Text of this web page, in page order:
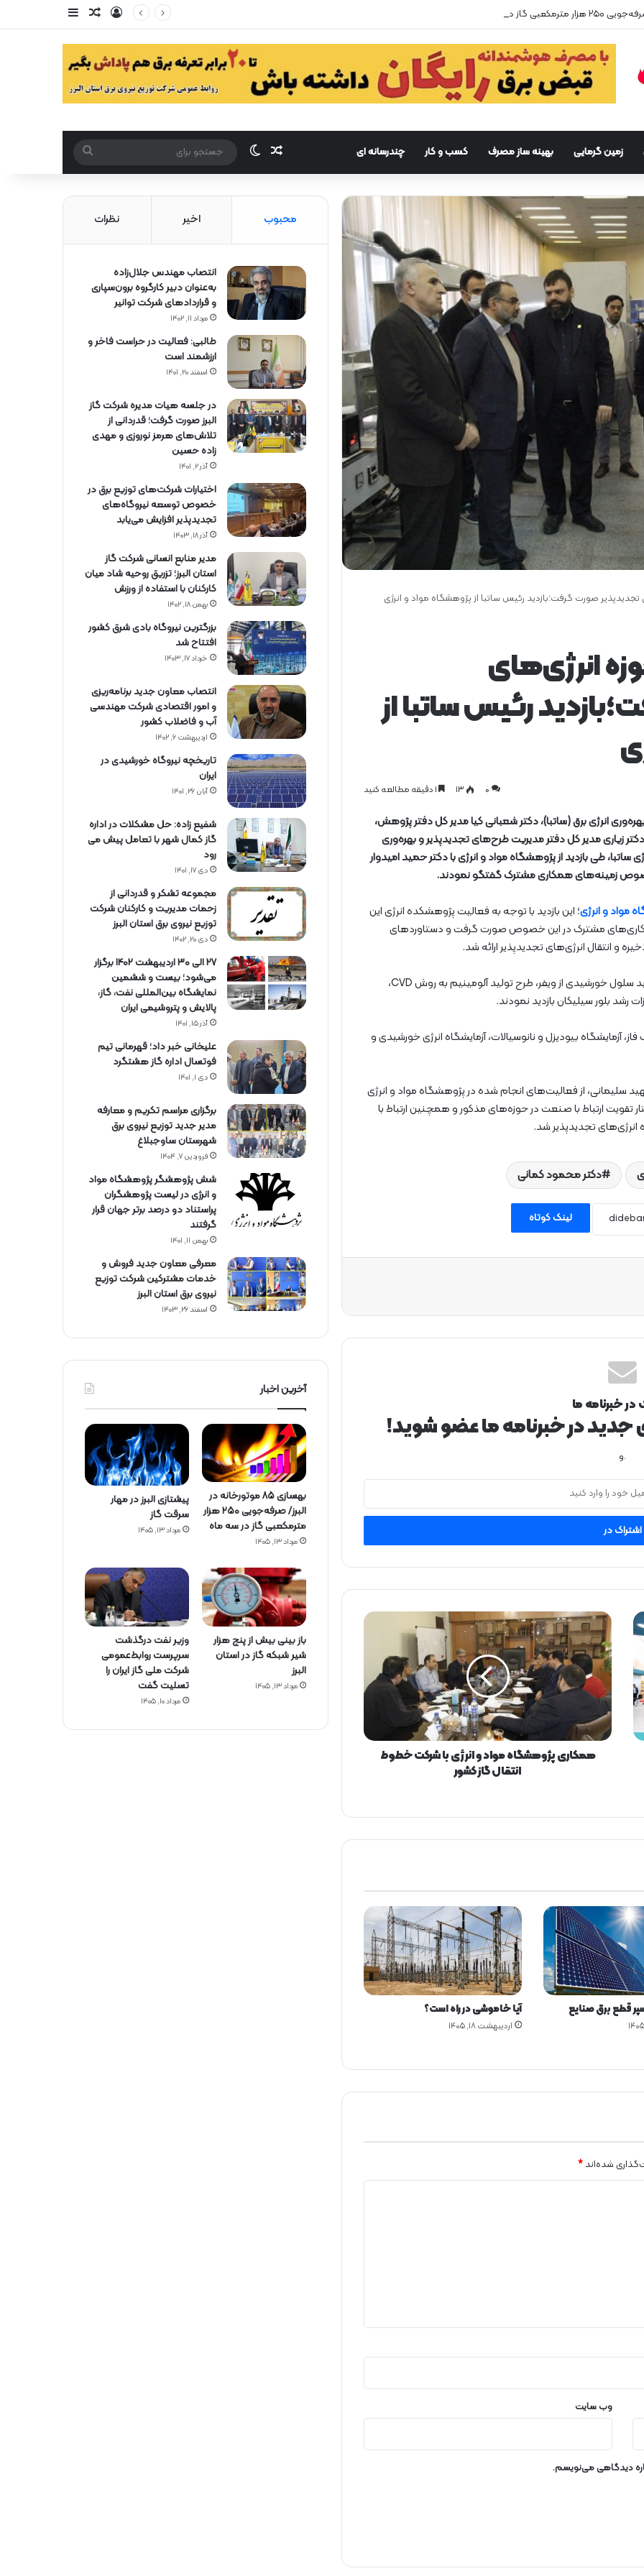
ورود مقاله تصادفی
زمین گرمایی بهینه ساز مصرف کسب و کار چندرسانه ای مقاله تصادفی
تغییر پوست
برای
صورت گرفت؛بازدید رئیس ساتبا از پژوهشگاه مواد و انرژی
انرژی‌های
رئیس ساتبا از
0 ۱۳
انرژی برق (ساتبا)، دکتر شعبانی کیا مدیر کل دفتر پژوهش،
زیاری مدیر کل دفتر مدیریت طرح‌های تجدیدپذیر و بهره‌وری
ساتبا، طی بازدید از پژوهشگاه مواد و انرژی با دکتر حمید امیدوار
زمینه‌های همکاری مشترک گفتگو نمودند.
مواد و انرژی؛ این بازدید با توجه به فعالیت پژوهشکده انرژی این
مشترک در این خصوص صورت گرفت و دستاوردهای
و انتقال انرژی‌های تجدیدپذیر ارائه شد.
مسئولین ساتبا در حوزه مواد در خدمت انرژی از پایلوت تولید سلول خورشیدی از ویفر، طرح تولید آلومینیم به روش CVD،
رشد بلور سیلیکان بازدید نمودند.
آزمایشگاه بیودیزل و نانوسیالات، آزمایشگاه انرژی‌ خورشیدی و
سلیمانی، از فعالیت‌های انجام شده در پژوهشگاه مواد و انرژی
تقویت ارتباط با صنعت در حوزه‌های مذکور و همچنین ارتباط با
انرژی‌های تجدیدپذیر شد.
دکتر محمود کمانی
لینک کوتاه
در خبرنامه ما
جدید در خبرنامه ما عضو شوید!
.و
ه
م
ک
ا
ر
ی
پ
ژ
و
ه
و
و
ا
ن
ر
ژ
ی
ب
ا
ش
خ
ن
ت
ق
همکاری پژوهشگاه مواد و انرژی با شرکت خطوط
انتقال گاز کشور
قطع برق صنایع آیا خاموشی در راه است؟
اردیبهشت ۱۸, ۱۴۰۵
شده‌اند *
وب‌ سایت
دیدگاهی می‌نویسم.
محبوب اخیر نظرات
انتصاب مهندس جلال‌زاده
به‌عنوان دبیر كارگروه برون‌سپاری
و قراردادهای شركت توانیر
مرداد ۱۱, ۱۴۰۲
طالبی: فعالیت در حراست فاخر و
ارزشمند است
اسفند ۲۰, ۱۴۰۱
در جلسه هیات مدیره شرکت گاز
البرز صورت گرفت؛ قدردانی از
تلاش‌های هرمز نوروزی و مهدی
زاده حسین
آذر ۲, ۱۴۰۱
اختیارات شرکت‌های توزیع برق در
خصوص توسعه نیروگاه‌های
تجدیدپذیر افزایش می‌یابد
آذر ۱۸, ۱۴۰۳
مدیر منابع انسانی شرکت گاز
استان البرز؛ تزریق روحیه شاد میان
کارکنان با استفاده از ورزش
بهمن ۱۸, ۱۴۰۲
بزرگترین نیروگاه بادی شرق کشور
افتتاح شد
خرداد ۱۷, ۱۴۰۳
انتصاب معاون جدید برنامه‌ریزی
و امور اقتصادی شرکت مهندسی
آب و فاضلاب کشور
اردیبهشت ۶, ۱۴۰۲
تاریخچه نیروگاه خورشیدی در
ایران
آبان ۲۶, ۱۴۰۱
شفیع زاده: حل مشکلات در اداره
گاز کمال شهر با تعامل پیش می
رود
دی ۱۷, ۱۴۰۱
مجموعه تشکر و قدردانی از
زحمات مدیریت و کارکنان شرکت
توزیع نیروی برق استان البرز
دی ۲۰, ۱۴۰۲
27 الی 30 اردیبهشت 1402 برگزار
می‌شود؛ بیست و ششمین
نمایشگاه بین‌المللی نفت، گاز،
پالایش و پتروشیمی ایران
آذر ۱۵, ۱۴۰۱
علیخانی خبر داد؛ قهرمانی تیم
فوتسال اداره گاز هشتگرد
دی ۱, ۱۴۰۱
برگزاری مراسم تكریم و معارفه
مدیر جدید توزیع نیروی برق
شهرستان ساوجبلاغ
فروردین ۷, ۱۴۰۴
شش پژوهشگر پژوهشگاه مواد
و انرژی در لیست پژوهشگران
پراستناد دو درصد برتر جهان قرار
گرفتند
بهمن ۱۱, ۱۴۰۱
معرفی معاون جدید فروش و
خدمات مشتركین شركت توزیع
نیروی برق استان البرز
اسفند ۲۶, ۱۴۰۳
آخرین اخبار
بهسازی ۸۵ موتورخانه در
البرز/ صرفه‌جویی ۲۵۰ هزار
مترمکعبی گاز در سه ماه
مرداد ۱۳, ۱۴۰۵
پیشتازی البرز در مهار
سرقت گاز
مرداد ۱۳, ۱۴۰۵
باز بینی بیش از پنج هزار
شیر شبکه گاز در استان
البرز
مرداد ۱۳, ۱۴۰۵
وزیر نفت درگذشت
سرپرست روابط‌عمومی
شرکت ملی گاز ایران را
تسلیت گفت
مرداد ۱۰, ۱۴۰۵